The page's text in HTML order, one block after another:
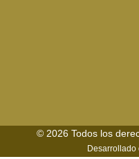
© 2026 Todos los
Desarrollado